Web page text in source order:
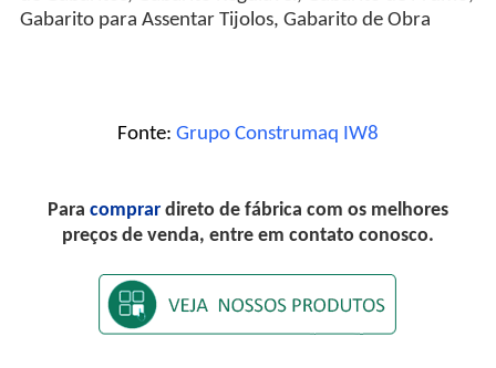
Gabarito para Assentar Tijolos, Gabarito de Obra
Fonte: Grupo Construmaq IW8
Para comprar direto de fábrica com os melhores
preços de venda, entre em contato conosco.